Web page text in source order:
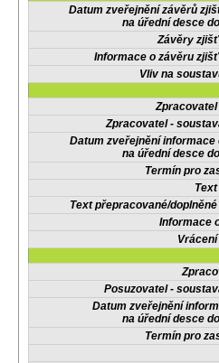
Datum zveřejnění závěrů
na úřední desce
Závěry
Informace o závěru
Vliv na
Zpracovatel -
Datum zveřejnění informace
na úřední desce
Termín pro
Text přepracované/
Informace
Posuzovatel -
Datum zveřejnění
na úřední desce
Termín pro